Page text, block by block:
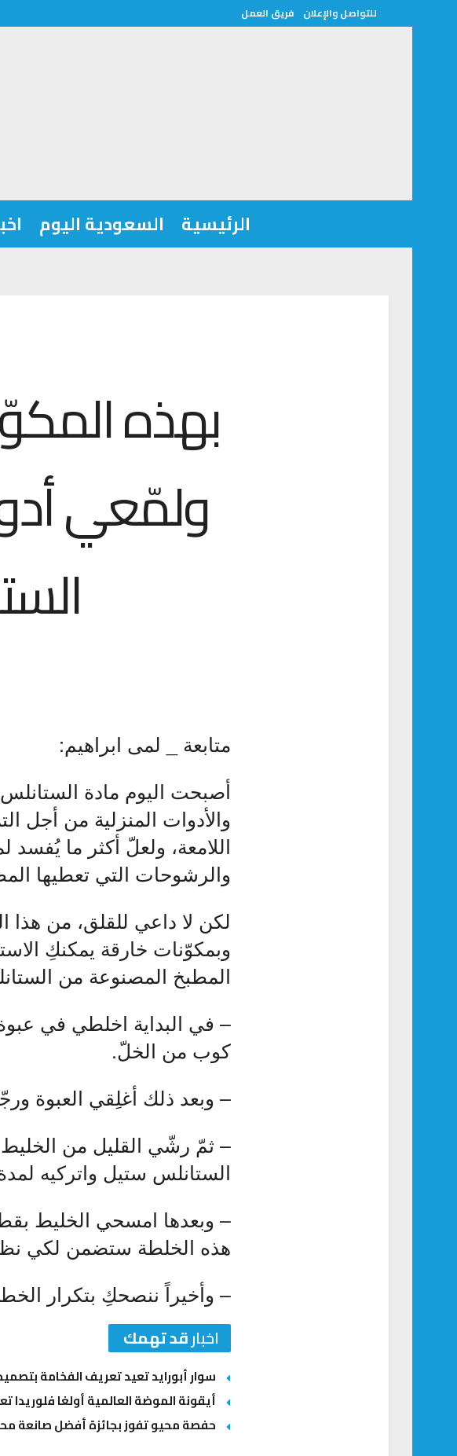
للتواصل والإعلان فريق العمل
الرئيسية السعودية اليوم
بهذه
ولمّعي
متابعة _ لمى ابراهيم:
أصبحت اليوم مادة
والأدوات المنزلية من أجل
اللامعة، ولعلّ أكثر ما يُفسد
والرشوحات التي تعطيها
لكن لا داعي للقلق، من
وبمكوّنات خارقة يمكنكِ
المطبخ المصنوعة من
– في البداية اخلطي في
كوب من الخلّ.
– وبعد ذلك أغلِقي العبوة
– ثمّ رشّي القليل من
الستانلس ستيل واتركيه لمدة 5
– وبعدها امسحي الخليط
هذه الخلطة ستضمن لكي
– وأخيراً ننصحكِ بتكرار
اخبارقد تهمك
سوار أبورايد تعيد تعريف الفخامة
أيقونة الموضة العالمية أولغا فلوريدا
حفصة محيو تفوز بجائزة أفضل صانعة